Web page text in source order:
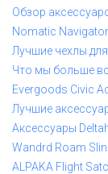
Обзор
Nomatic Navigator
Лучшие чехлы
Что мы больше
Evergoods Civic
Лучшие
Аксессуары
Wandrd Roam
ALPAKA Flight